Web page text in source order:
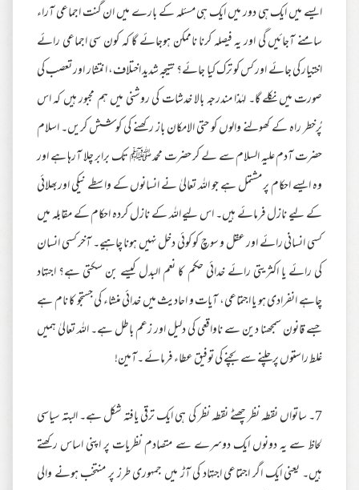
ایسے میں ایک ہی دور میں ایک ہی مسئلہ کے بارے میں ان گنت اجماعی آراء
سامنے آجائیں گی اور یہ فیصلہ کرنا ناممکن ہوجائے گا کہ کون سی اجماعی رائے
اختیار کی جائے اور کس کو ترک کیا جائے؟ نتیجہ شدید اختلاف، انتشار اور تعصب کی
صورت میں نکلے گا۔ لہٰذا مندرجہ بالا خدشات کی روشنی میں ہم مجبور ہیں کہ اس
پُرخطر راہ کے کھولنے والوں کو حتی الامکان باز رکھنے کی کوشش کریں۔ اسلام
حضرت آدم علیہ السلام سے لے کر حضرت محمد ﷺ تک برابر چلا آرہا ہے اور
وہ ایسے احکام پر مشتمل ہے جو اللہ تعالیٰ نے انسانوں کے واسطے نیکی اوربھلائی
کے لیے نازل فرمائے ہیں۔ اس لیے اللہ کے نازل کردہ احکام کے مقابلہ میں
کسی انسانی رائے اور عقل و سوچ کو کوئی دخل نہیں ہونا چاہیے۔ آخر کسی انسان
کی رائے یا اکثریتی رائے خدائی حکم کا نعم البدل کیسے بن سکتی ہے؟ اجتہاد
چاہے انفرادی ہو یا اجتماعی، آیات و احادیث میں خدائی منشاء کی جستجو کا نام ہے
جسے قانون سمجھنا دین سے ناواقعی کی دلیل اور زعم باطل ہے۔ اللہ تعالیٰ ہمیں
غلط راستوں پرچلنے سے بچنے کی توفیق عطاء فرمائے ۔آمین!
7۔ ساتواں نقطہ نظر چھٹے نقطہ نظر کی ہی ایک ترقی یافتہ شکل ہے۔ البتہ سیاسی
لحاظ سے یہ دونوں ایک دوسرے سے متصادم نظریات پر اپنی اساس رکھتے
ہیں۔ یعنی ایک اگر اجتماعی اجتہاد کی آڑ میں جمہوری طرز پر منتخب ہونے والی